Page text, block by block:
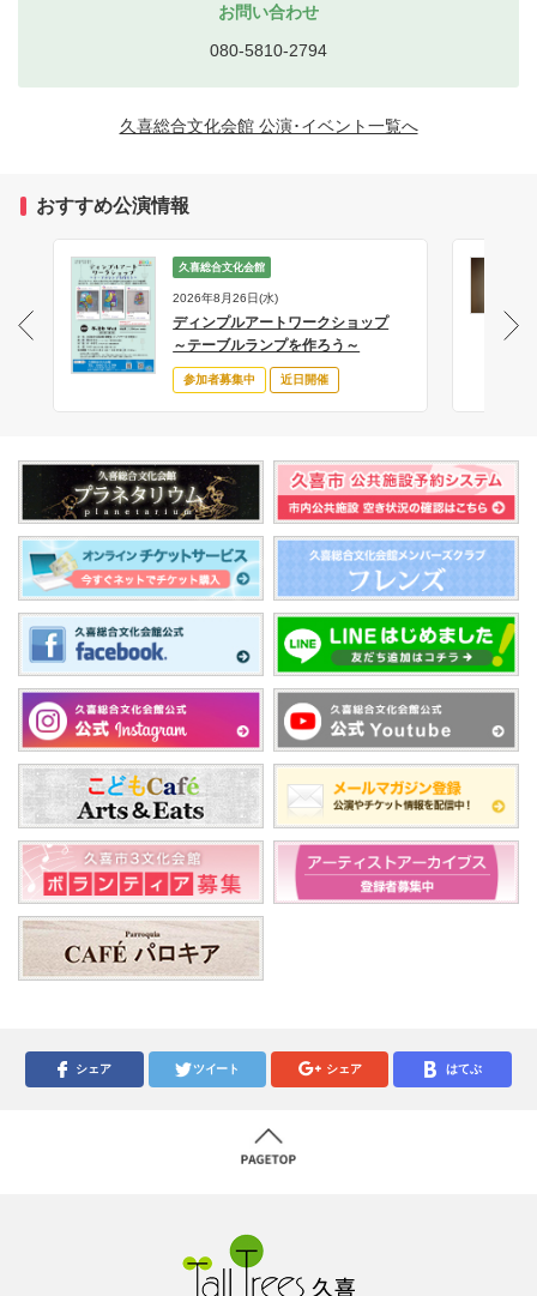
お問い合わせ
080-5810-2794
久喜総合文化会館 公演･イベント一覧へ
おすすめ公演情報
久喜総合文化会館
2026年8月26日(水)
ディンプルアートワークショップ
～テーブルランプを作ろう～
参加者募集中 近日開催
シェア ツイート シェア はてぶ